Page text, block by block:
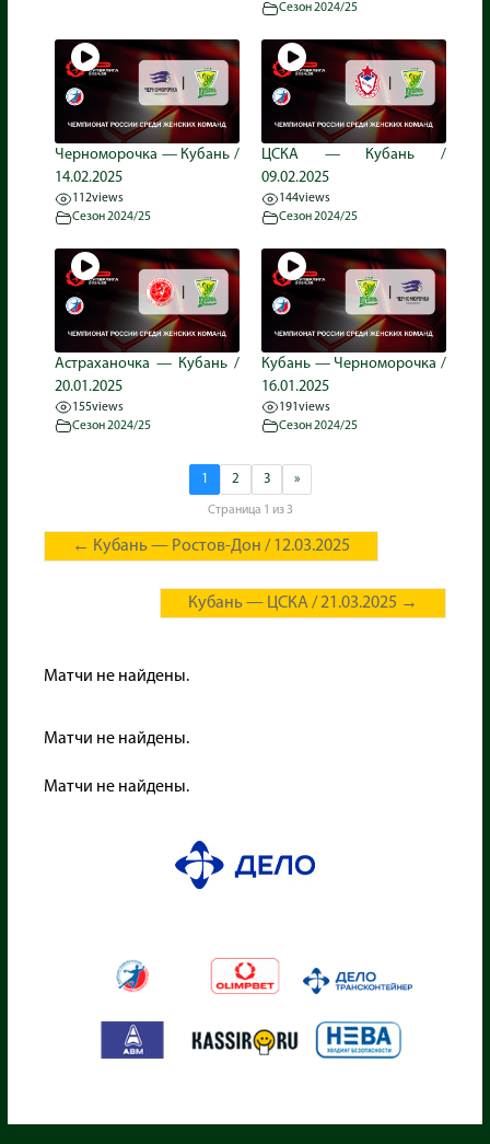
Сезон 2024/25
Черноморочка — Кубань /
14.02.2025
112views
Сезон 2024/25
ЦСКА — Кубань /
09.02.2025
144views
Сезон 2024/25
Астраханочка — Кубань /
20.01.2025
155views
Сезон 2024/25
Кубань — Черноморочка /
16.01.2025
191 views
Сезон 2024/25
1 2 3 »
Страница 1 из 3
← Кубань — Ростов-Дон / 12.03.2025
Кубань — ЦСКА / 21.03.2025 →
Матчи не найдены.
Матчи не найдены.
Матчи не найдены.